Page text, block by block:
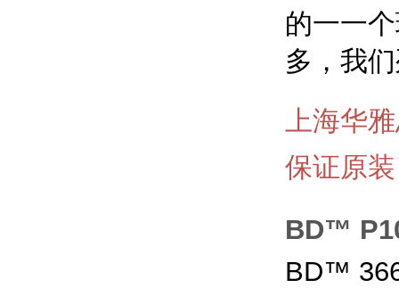
的一一
多，我
上海华
保证原
BD™
BD™